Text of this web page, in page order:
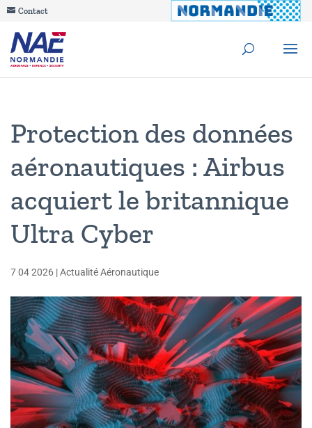
Contact
Protection des données
aéronautiques : Airbus
acquiert le britannique
Ultra Cyber
7 04 2026 |Actualité Aéronautique